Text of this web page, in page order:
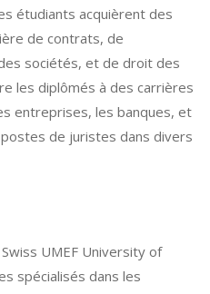
étudiants acquièrent des
de contrats, de
sociétés, et de droit des
les diplômés à des carrières
entreprises, les banques, et
de juristes dans divers
UMEF University of
spécialisés dans les